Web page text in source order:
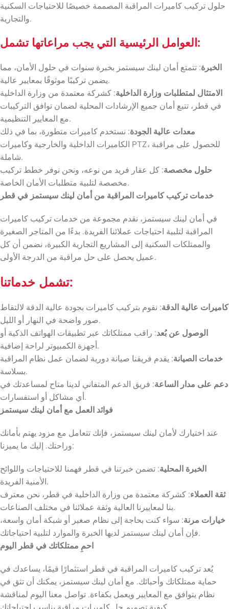
حلول تركيب كاميرات المراقبة المصممة خصيصًا للاحتياجات السكنية
والتجارية.
العوامل الرئيسية التي يجب مراعاتها تشمل:
الخبرة: تتمتع أمان لينك سيستمز بخبرة سنوات في حلول الأمان، مما
يضمن تركيبًا موثوقًا بمعايير عالية.
الامتثال لمتطلبات وزارة الداخلية: كشركة معتمدة من وزارة الداخلية
في قطر، تتبع أمان جميع الإرشادات المحلية لضمان توافق التركيبات
مع المعايير التنظيمية.
معدات عالية الجودة: نستخدم كاميرات متطورة، بما في ذلك
الكاميرات الداخلية والخارجية وكاميرات PTZ، للحصول على مراقبة
شاملة.
حلول مخصصة: كل عقار فريد من نوعه، ونحن نوفر خطط تركيب
مخصصة لتلبية متطلبات الأمان الخاصة.
خدمات تركيب كاميرات المراقبة من أمان لينك سيستمز في قطر
في أمان لينك سيستمز، نقدم مجموعة من خدمات تركيب كاميرات
المراقبة لتلبية احتياجات عملائنا الفريدة. بدءًا من المتاجر الصغيرة
والممتلكات السكنية إلى المشاريع التجارية الكبيرة، نضمن أن كل
عميل يحصل على حل مراقبة من الدرجة الأولى.
تشمل خدماتنا:
كاميرات عالية الدقة: نقوم بتركيب كاميرات بجودة عالية الدقة لالتقاط
صور واضحة في النهار أو الليل.
الوصول عن بُعد: راقب ممتلكاتك عبر تطبيقات الهواتف الذكية أو
أجهزة الكمبيوتر لراحة إضافية.
خدمات الصيانة: يقدم فريقنا صيانة دورية لضمان عمل نظام المراقبة
بسلاسة.
دعم على مدار الساعة: فريق الدعم المتفاني لدينا متاح لمساعدتك في
أي مشاكل أو استفسارات.
فوائد العمل مع أمان لينك سيستمز
عند اختيارك لأمان لينك سيستمز، فإنك تتعامل مع مزود يهتم بأمانك
وراحتك. إليك ما يميزنا:
الخبرة المحلية: تضمن خبرتنا في قطر فهمنا للاحتياجات واللوائح
الأمنية الفريدة.
ثقة العملاء: كشركة معتمدة من وزارة الداخلية في قطر، نحن معترف
بنا لمعاييرنا العالية وثقة عملائنا في مختلف الصناعات.
خيارات مرنة: سواء كنت بحاجة إلى نظام صغير أو شبكة أمان واسعة،
فإن أمان لينك سيستمز لديها الخبرة والموارد لتلبية احتياجاتك.
احمِ ممتلكاتك في قطر اليوم
يُعد تركيب كاميرات المراقبة في قطر استثمارًا قيمًا، يساعدك في
حماية ممتلكاتك وأحبائك. مع أمان لينك سيستمز، يمكنك أن تثق في
نظام يتوافق مع المعايير ويعمل بكفاءة. تواصل معنا اليوم لمناقشة